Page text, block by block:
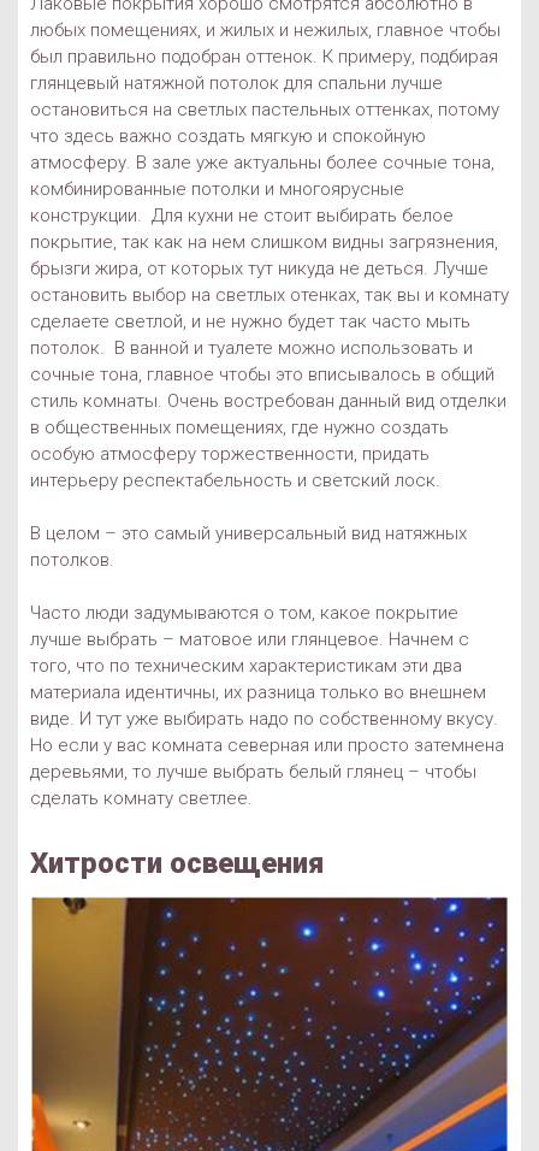
любых помещениях, и жилых и нежилых, главное чтобы
был правильно подобран оттенок. К примеру, подбирая
глянцевый натяжной потолок для спальни лучше
остановиться на светлых пастельных оттенках, потому
что здесь важно создать мягкую и спокойную
атмосферу. В зале уже актуальны более сочные тона,
комбинированные потолки и многоярусные
конструкции. Для кухни не стоит выбирать белое
покрытие, так как на нем слишком видны загрязнения,
брызги жира, от которых тут никуда не деться. Лучше
остановить выбор на светлых отенках, так вы и комнату
сделаете светлой, и не нужно будет так часто мыть
потолок. В ванной и туалете можно использовать и
сочные тона, главное чтобы это вписывалось в общий
стиль комнаты. Очень востребован данный вид отделки
в общественных помещениях, где нужно создать
особую атмосферу торжественности, придать
интерьеру респектабельность и светский лоск.
В целом – это самый универсальный вид натяжных
потолков.
Часто люди задумываются о том, какое покрытие
лучше выбрать – матовое или глянцевое. Начнем с
того, что по техническим характеристикам эти два
материала идентичны, их разница только во внешнем
виде. И тут уже выбирать надо по собственному вкусу.
Но если у вас комната северная или просто затемнена
деревьями, то лучше выбрать белый глянец – чтобы
сделать комнату светлее.
Хитрости освещения